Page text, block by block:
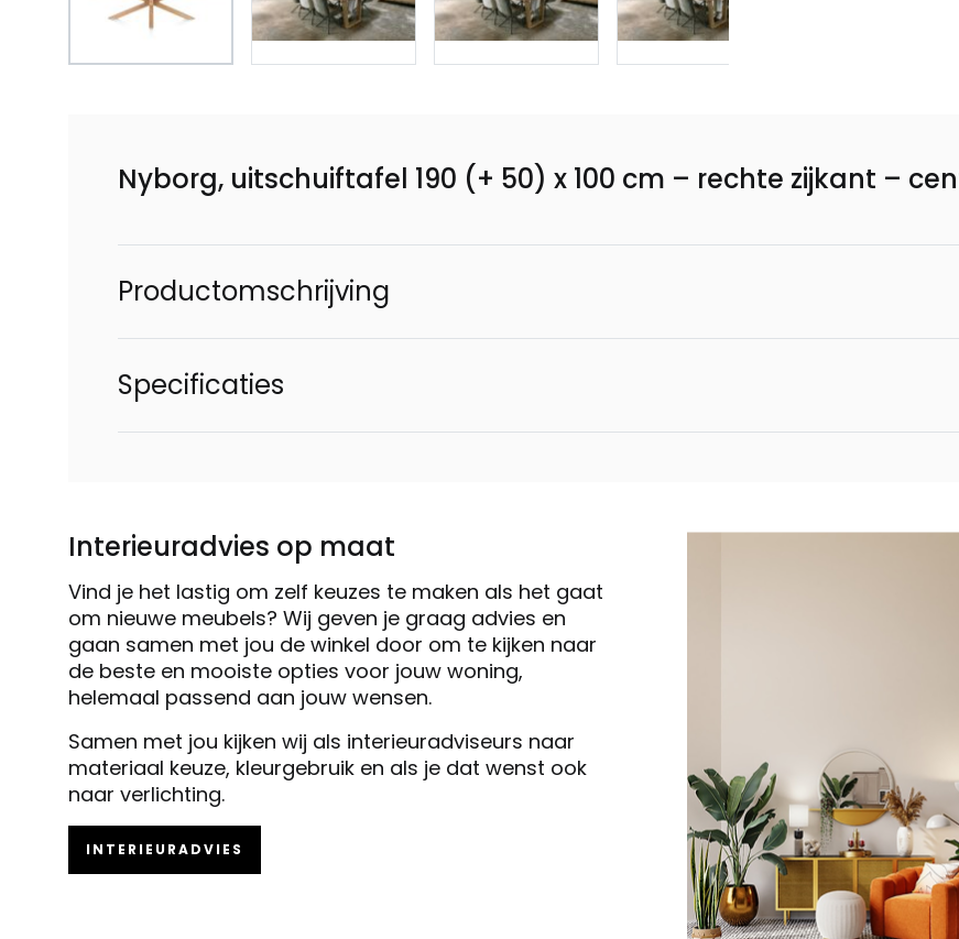
Nyborg, uitschuiftafel 190 (+ 50) x 100 cm – rechte zijkant –
Productomschrijving
Specificaties
Interieuradvies op maat
Vind je het lastig om zelf keuzes te maken als het gaat
om nieuwe meubels? Wij geven je graag advies en
gaan samen met jou de winkel door om te kijken naar
de beste en mooiste opties voor jouw woning,
helemaal passend aan jouw wensen.
Samen met jou kijken wij als interieuradviseurs naar
materiaal keuze, kleurgebruik en als je dat wenst ook
naar verlichting.
INTERIEURADVIES